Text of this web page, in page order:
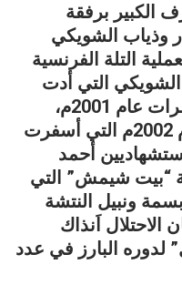
الكبير برفقة
وذياب الشويكي
التلة الفرنسية
الشويكي التي أدت
لمقتل صهيونيين وإصابة العشرات عام 2001م،
وعملية مستوطنة عتنائيل عام 2002م التي أسفرت
الاستشهاديين أحمد
“بيت شيمش” التي
ونبيل النتشة
الاحتلال اَنذاك
لدوره البارز في عدد